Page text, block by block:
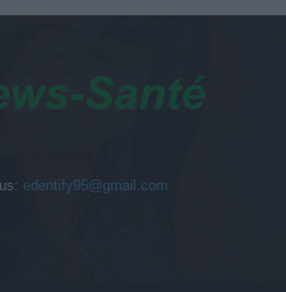
edentify95@gmail.com